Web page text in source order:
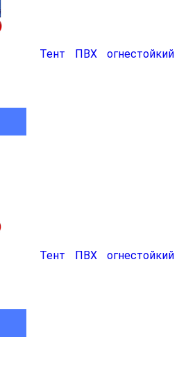
Тент ПВХ огнестойкий
Тент ПВХ огнестойкий